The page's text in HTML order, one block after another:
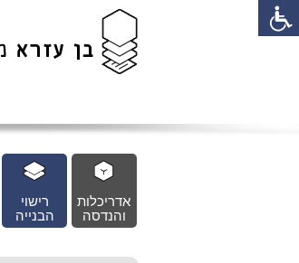
רישוי
הבנייה
אדריכלות
והנדסה